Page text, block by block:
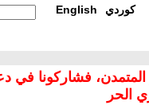
English كوردي
المتمدن، فشاركونا في
الحر